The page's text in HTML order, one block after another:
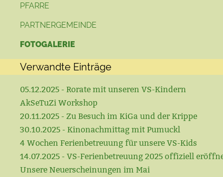
PFARRE
PARTNERGEMEINDE
FOTOGALERIE
Verwandte Einträge
05.12.2025 - Rorate mit unseren VS-Kindern
AkSeTuZi Workshop
20.11.2025 - Zu Besuch im KiGa und der Krippe
30.10.2025 - Kinonachmittag mit Pumuckl
4 Wochen Ferienbetreuung für unsere VS-Kids
14.07.2025 - VS-Ferienbetreuung 2025 offiziell
Unsere Neuerscheinungen im Mai